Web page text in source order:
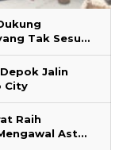
Tak Sesu…
Jalin
City
Raih
Ast…